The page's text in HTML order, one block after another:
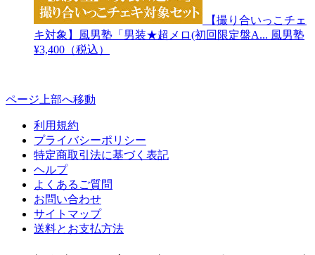
【撮り合いっこチェ
キ対象】風男塾「男装★超メロ(初回限定盤A... 風男塾
¥3,400（税込）
ページ上部へ移動
利用規約
プライバシーポリシー
特定商取引法に基づく表記
ヘルプ
よくあるご質問
お問い合わせ
サイトマップ
送料とお支払方法